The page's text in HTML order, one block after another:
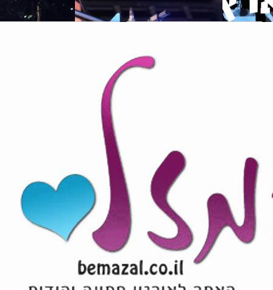
להקת אחרית הימים
מחרוזת
להקת תוצרת הארץ -
מחרוזת הרקדה